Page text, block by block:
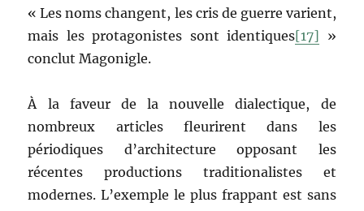
« Les noms changent, les cris de guerre varient,
mais les protagonistes sont identiques[17] »
conclut Magonigle.
À la faveur de la nouvelle dialectique, de
nombreux articles fleurirent dans les
périodiques d’architecture opposant les
récentes productions traditionalistes et
modernes. L’exemple le plus frappant est sans